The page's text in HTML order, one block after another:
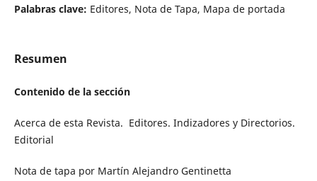
Palabras clave: Editores, Nota de Tapa, Mapa de portada
Resumen
Contenido de la sección
Acerca de esta Revista. Editores. Indizadores y Directorios.
Editorial
Nota de tapa por Martín Alejandro Gentinetta